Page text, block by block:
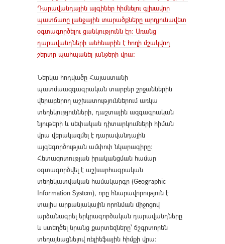
Դարավանդային այգիներ հիմնելու գլխավոր
պատճառը լանջային տարածքները արդյունավետ
օգտագործելու ցանկությունն էր։ Առանց
դարավանդների անհնարին է հողի մշակվող
շերտը պահպանել լանջերի վրա։
Ներկա հոդվածը Հայաստանի
պատմաազգագրական տարբեր շրջաններին
վերաբերող աշխատություններում առկա
տեղեկությունների, դաշտային ազգագրական
նյութերի և սեփական դիտարկումների հիման
վրա վերակազմել է դարավանդային
այգեգործության ամփոփ նկարագիրը։
Հետազոտության իրականցման համար
օգտագործվել է աշխարհագրական
տեղեկատվական համակարգը (Geographic
Information System), որը հնարավորություն է
տալիս արբանյակային որոնման միջոցով
արձանագրել երկրագործական դարավանդները
և ստեղծել նրանց քարտեզները՝ ճշգրտորեն
տեղայնացնելով ռելիեֆային հիմքի վրա։